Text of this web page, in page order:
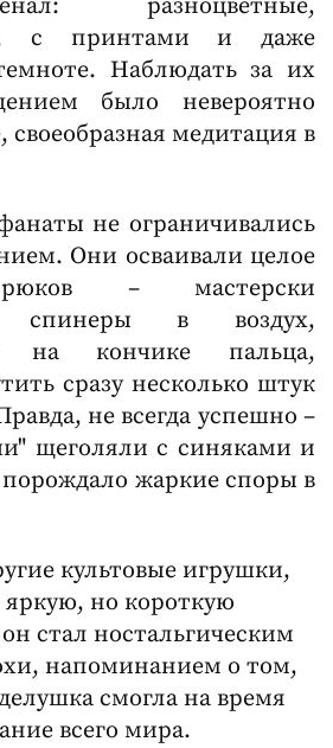
разноцветные,
с принтами и даже
Наблюдать за их
было невероятно
медитация в
не ограничивались
Они осваивали целое
– мастерски
спинеры в воздух,
на кончике пальца,
сразу несколько штук
не всегда успешно –
щеголяли с синяками и
жаркие споры в
культовые игрушки,
но короткую
стал ностальгическим
напоминанием о том,
смогла на время
всего мира.